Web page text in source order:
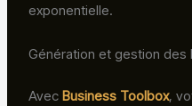
exponentielle.
Génération et gestion des
Avec Business Toolbox,